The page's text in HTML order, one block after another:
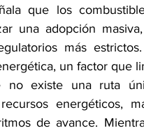
que los
una adopción
más
un factor que
no existe una ruta
energéticos,
de avance.